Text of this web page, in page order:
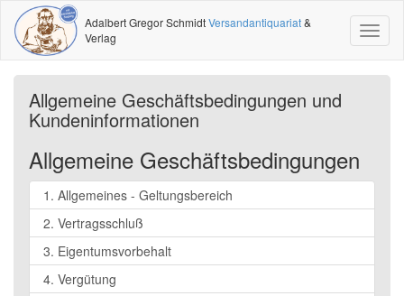
Adalbert Gregor SchmidtVersandantiquariat&
Verlag
Allgemeine Geschäftsbedingungen und
Kundeninformationen
Allgemeine Geschäftsbedingungen
1. Allgemeines - Geltungsbereich
2. Vertragsschluß
3. Eigentumsvorbehalt
4. Vergütung